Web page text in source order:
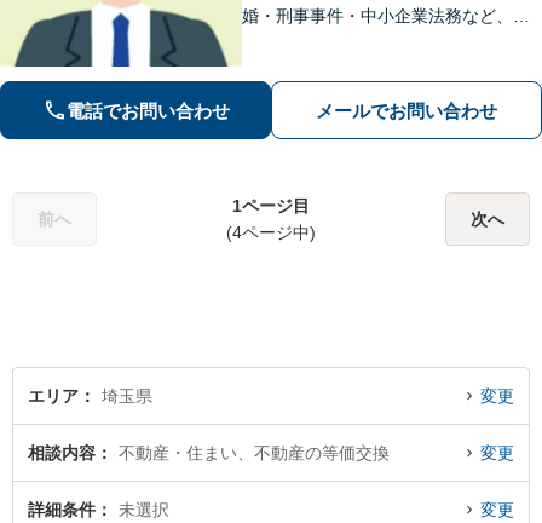
婚・刑事事件・中小企業法務など、お
へと導きます【休日夜間対応】【上福
岡駅8分】【駐車場あり】
電話でお問い合わせ メールでお問い合わせ
前へ
1ページ目
(4ページ中)
次へ
エリア 埼玉県 変更
相談内容 不動産・住まい、不動産の等価交換 変更
詳細条件 未選択 変更